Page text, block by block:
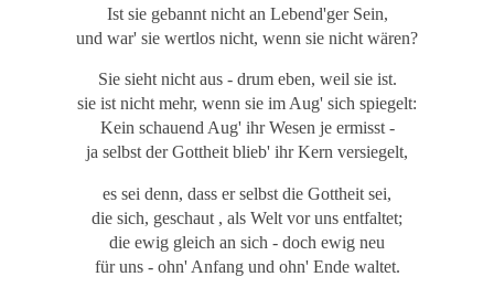
Ist sie gebannt nicht an Lebend'ger Sein,
und war' sie wertlos nicht, wenn sie nicht wären?
Sie sieht nicht aus - drum eben, weil sie ist.
sie ist nicht mehr, wenn sie im Aug' sich spiegelt:
Kein schauend Aug' ihr Wesen je ermisst -
ja selbst der Gottheit blieb' ihr Kern versiegelt,
es sei denn, dass er selbst die Gottheit sei,
die sich, geschaut , als Welt vor uns entfaltet;
die ewig gleich an sich - doch ewig neu
für uns - ohn' Anfang und ohn' Ende waltet.